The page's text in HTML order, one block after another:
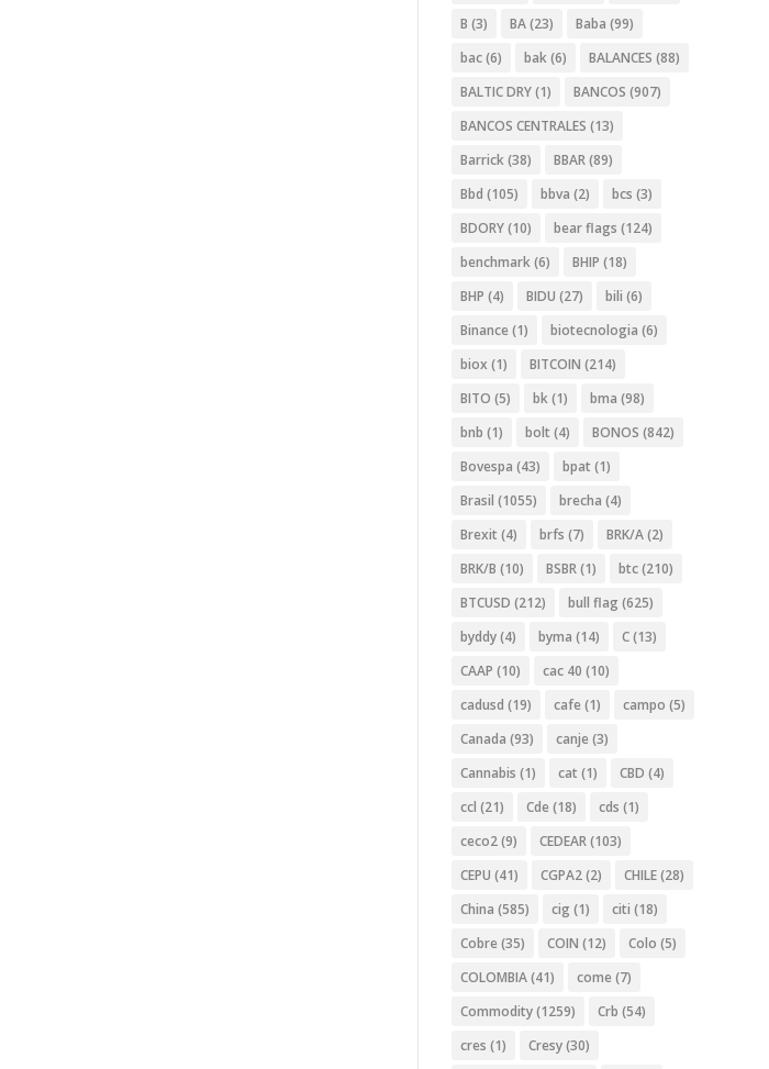
B (3) BA(23) Baba (99)
bac(6) bak(6) BALANCES (88)
BALTIC DRY(1) BANCOS (907)
BANCOS CENTRALES (13)
Barrick(38) BBAR(89)
Bbd (105) bbva (2) bcs (3)
BDORY(10) bear flags (124)
benchmark(6) BHIP (18)
BHP (4) BIDU (27) bili (6)
Binance (1) biotecnologia (6)
biox (1) BITCOIN (214)
BITO (5) bk(1) bma (98)
bnb (1) bolt (4) BONOS (842)
Bovespa (43) bpat (1)
Brasil (1055) brecha (4)
Brexit (4) brfs (7) BRK/A(2)
BRK/B (10) BSBR(1) btc(210)
BTCUSD (212) bull flag (625)
byddy(4) byma (14) C(13)
CAAP (10) cac 40 (10)
cadusd (19) cafe (1) campo (5)
Canada (93) canje (3)
Cannabis (1) cat (1) CBD (4)
ccl (21) Cde (18) cds (1)
ceco2(9) CEDEAR(103)
CEPU (41) CGPA2(2) CHILE(28)
China (585) cig (1) citi (18)
Cobre (35) COIN (12) Colo (5)
COLOMBIA(41) come (7)
Commodity(1259) Crb (54)
cres (1) Cresy(30)